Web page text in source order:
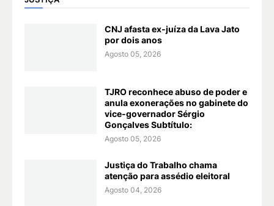
CNJ afasta ex-juíza da Lava Jato
por dois anos
Agosto 05, 2026
TJRO reconhece abuso de poder e
anula exonerações no gabinete do
vice-governador Sérgio
Gonçalves Subtítulo:
Agosto 05, 2026
Justiça do Trabalho chama
atenção para assédio eleitoral
Agosto 04, 2026